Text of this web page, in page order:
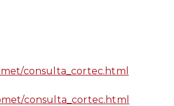
consulta_cortec.html
consulta_cortec.html